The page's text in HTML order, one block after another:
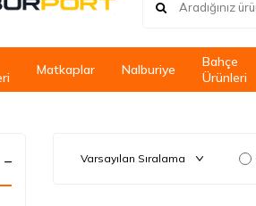
Matkaplar Nalburiye
Bahçe
Ürünleri